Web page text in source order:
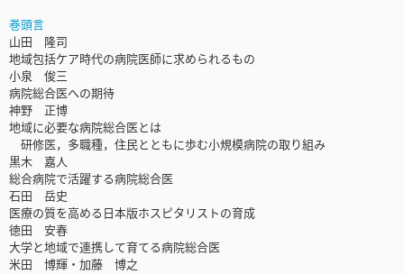
巻頭言
山田 隆司
地域包括ケア時代の病院医師に求められるもの
小泉 俊三
病院総合医への期待
神野 正博
地域に必要な病院総合医とは
研修医，多職種，住民とともに歩む小規模病院の取り組み
黒木 嘉人
総合病院で活躍する病院総合医
石田 岳史
医療の質を高める日本版ホスピタリストの育成
徳田 安春
大学と地域で連携して育てる病院総合医
米田 博輝・加藤 博之